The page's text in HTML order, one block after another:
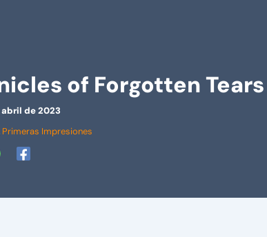
of Forgotten Tears
de 2023
Primeras Impresiones